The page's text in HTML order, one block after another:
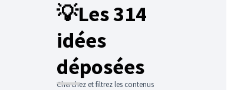
💡Les 314
idées
déposées
Cherchez et filtrez les contenus